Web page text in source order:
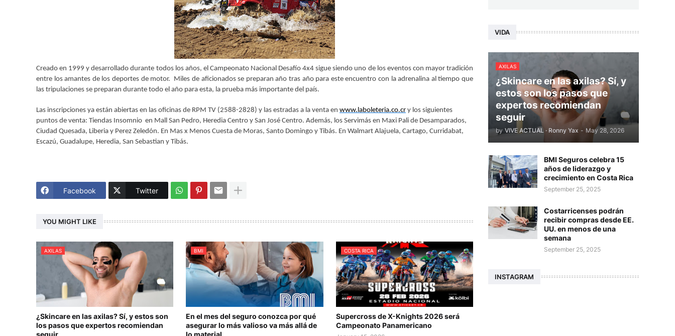
Creado en 1999 y desarrollado durante todos los años, el Campeonato Nacional Desafío 4x4 sigue siendo uno de los eventos con mayor tradición
entre los amantes de los deportes de motor. Miles de aficionados se preparan año tras año para este encuentro con la adrenalina al tiempo que
las tripulaciones se preparan durante todo el año para esta, la prueba más importante del país.
Las inscripciones ya están abiertas en las oficinas de RPM TV (2588-2828) y las estradas a la venta en www.laboleteria.co.cr y los siguientes
puntos de venta: Tiendas Insomnio en Mall San Pedro, Heredia Centro y San José Centro. Además, los Servimás en Maxi Pali de Desamparados,
Ciudad Quesada, Liberia y Perez Zeledón. En Mas x Menos Cuesta de Moras, Santo Domingo y Tibás. En Walmart Alajuela, Cartago, Curridabat,
Escazú, Guadalupe, Heredia, San Sebastian y Tibás.
Facebook Twitter
YOU MIGHT LIKE
AXILAS
¿Skincare en las axilas? Sí, y estos son
los pasos que expertos recomiendan
seguir
BMI
En el mes del seguro conozca por qué
asegurar lo más valioso va más allá de
lo material
COSTA RICA
Supercross de X-Knights 2026 será
Campeonato Panamericano
VIDA
AXILAS
¿Skincare en las axilas? Sí, y
estos son los pasos que
expertos recomiendan
seguir
by VIVE ACTUAL · Ronny Yax - May 28, 2026
BMI Seguros celebra 15
años de liderazgo y
crecimiento en Costa Rica
September 25, 2025
Costarricenses podrán
recibir compras desde EE.
UU. en menos de una
semana
September 25, 2025
INSTAGRAM